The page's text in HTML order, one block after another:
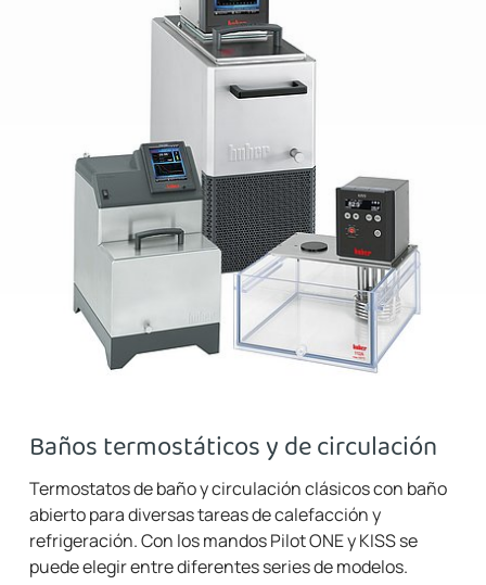
Baños termostáticos y de circulación
Termostatos de baño y circulación clásicos con baño
abierto para diversas tareas de calefacción y
refrigeración. Con los mandos Pilot ONE y KISS se
puede elegir entre diferentes series de modelos.